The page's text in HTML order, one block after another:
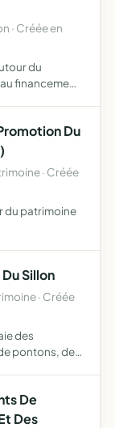
· Créée en
du
financement
Du
· Créée
du patrimoine
Sillon
· Créée
des
pontons, de
De
Des